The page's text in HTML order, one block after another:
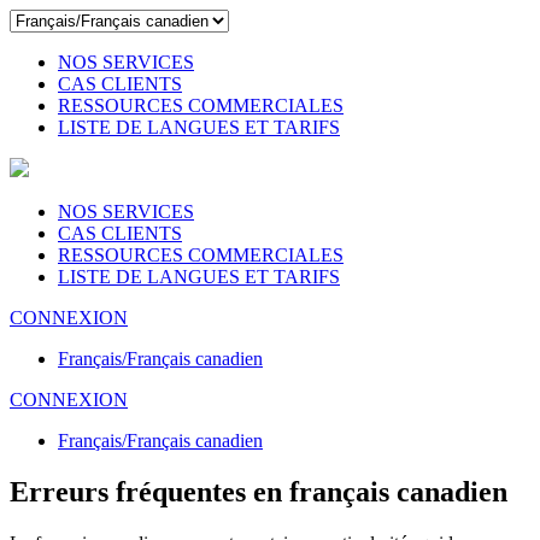
NOS SERVICES
CAS CLIENTS
RESSOURCES COMMERCIALES
LISTE DE LANGUES ET TARIFS
NOS SERVICES
CAS CLIENTS
RESSOURCES COMMERCIALES
LISTE DE LANGUES ET TARIFS
CONNEXION
Français/Français canadien
CONNEXION
Français/Français canadien
Erreurs fréquentes en français canadien